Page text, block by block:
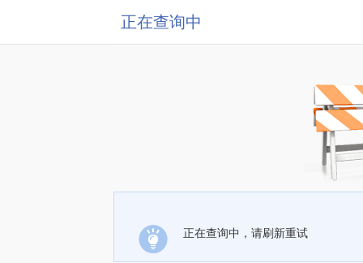
正在查询中
正在查询中，请刷新重试